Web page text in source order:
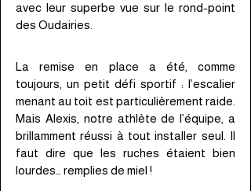
avec leur superbe vue sur le rond-point
des Oudairies.
La remise en place a été, comme
toujours, un petit défi sportif : l’escalier
menant au toit est particulièrement raide.
Mais Alexis, notre athlète de l’équipe, a
brillamment réussi à tout installer seul. Il
faut dire que les ruches étaient bien
lourdes… remplies de miel !